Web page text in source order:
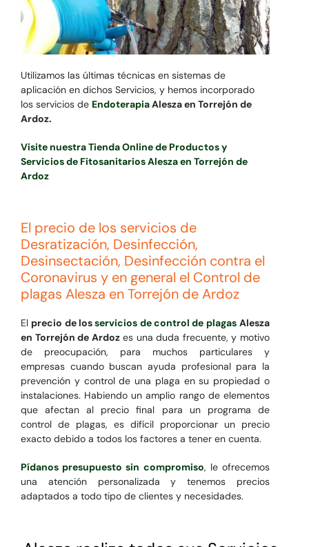
Utilizamos las últimas técnicas en sistemas de
aplicación en dichos Servicios, y hemos incorporado
los servicios de EndoterapiaAlesza en Torrejón de
Ardoz.
Visite nuestra Tienda Online de Productos y
Servicios de Fitosanitarios Alesza en Torrejón de
Ardoz
El precio de los servicios de
Desratización, Desinfección,
Desinsectación, Desinfección contra el
Coronavirus y en general el Control de
plagas Alesza en Torrejón de Ardoz
El precio de losservicios de control de plagas Alesza
en Torrejón de Ardozes una duda frecuente, y motivo
de preocupación, para muchos particulares y
empresas cuando buscan ayuda profesional para la
prevención y control de una plaga en su propiedad o
instalaciones. Habiendo un amplio rango de elementos
que afectan al precio final para un programa de
control de plagas, es difícil proporcionar un precio
exacto debido a todos los factores a tener en cuenta.
Pídanos presupuesto sin compromiso, le ofrecemos
una atención personalizada y tenemos precios
adaptados a todo tipo de clientes y necesidades.